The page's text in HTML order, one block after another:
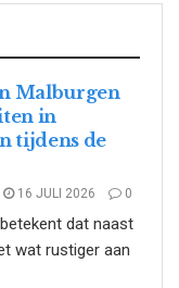
Malburgen
in
tijdens de
16 JULI 2026 0
dat naast
wat rustiger aan